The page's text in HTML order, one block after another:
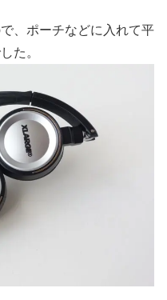
、ポーチなどに入れて平
た。